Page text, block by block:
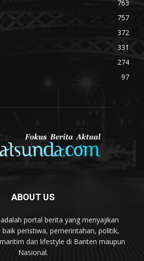
763
757
372
331
274
97
ABOUT US
portal berita yang menyajikan
peristiwa, pemerintahan, politik,
dan lifestyle di Banten maupun
Nasional.